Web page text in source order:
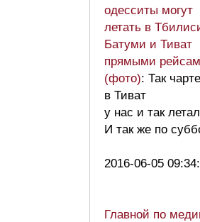
одесситы могут
летать в
Батуми и Тиват
прямыми
(фото): Так
в Тиват
у нас и так
И так же по
2016-06-05
Главной по